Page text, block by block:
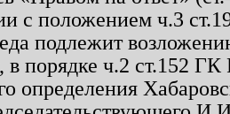
с положением ч.3
подлежит
порядке ч.2 ст.152
определения